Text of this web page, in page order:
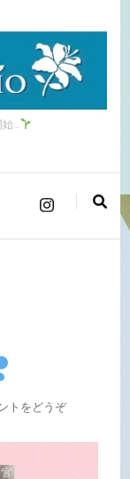
…
トをどうぞ(期
は